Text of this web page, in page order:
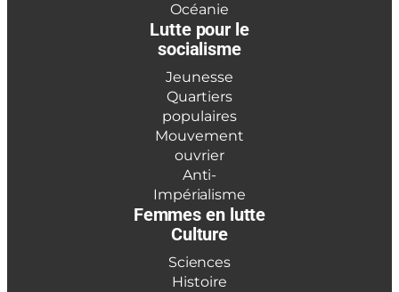
Océanie
Lutte pour le
socialisme
Jeunesse
Quartiers
populaires
Mouvement
ouvrier
Anti-
Impérialisme
Femmes en lutte
Culture
Sciences
Histoire